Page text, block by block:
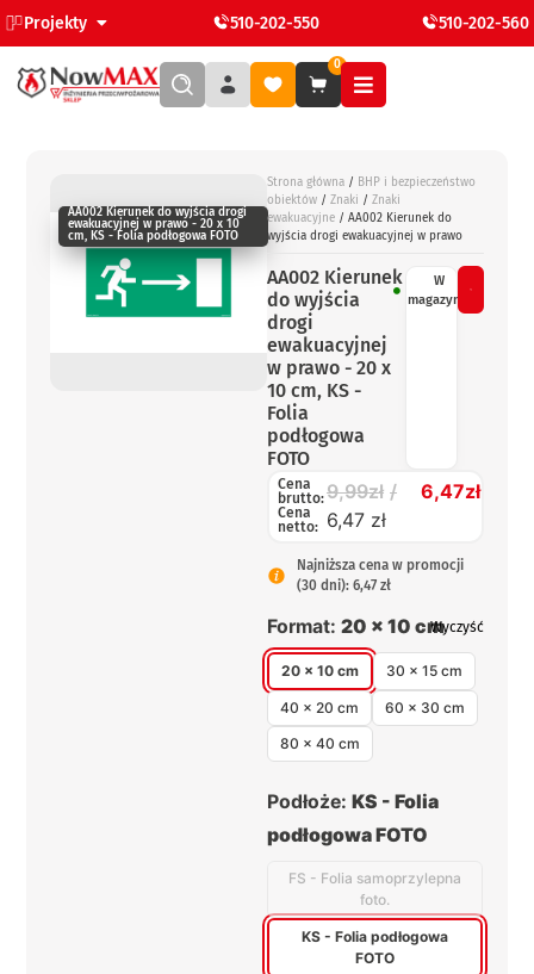
Projekty 510-202-550 510-202-560
0
AA002 Kierunek do wyjścia drogi
ewakuacyjnej w prawo - 20 x 10
cm, KS - Folia podłogowa FOTO
Strona główna / BHP i bezpieczeństwo
obiektów / Znaki / Znaki
ewakuacyjne / AA002 Kierunek do
wyjścia drogi ewakuacyjnej w prawo
AA002 Kierunek
do wyjścia
drogi
ewakuacyjnej
w prawo - 20 x
10 cm, KS -
Folia
podłogowa
FOTO
W
magazynie
Cena
brutto:9,99zł 6,47zł
Cena
netto: 6,47 zł
Najniższa cena w promocji
(30 dni): 6,47 zł
Format: 20 x 10 cm
20 x 10 cm 30 x 15 cm
40 x 20 cm
60 x 30 cm
80 x 40 cm
Podłoże: KS - Folia
podłogowa FOTO
FS - Folia samoprzylepna
foto.
KS - Folia podłogowa
FOTO
Wyczyść